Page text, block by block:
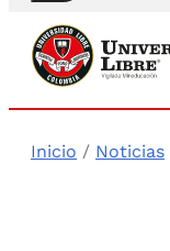
Inicio / Noticias